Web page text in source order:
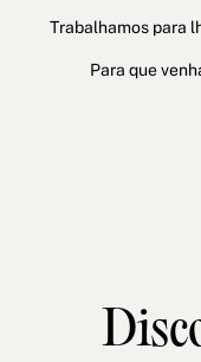
Trabalhamos para
Para que